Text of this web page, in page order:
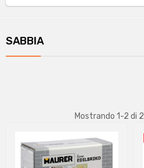
SABBIA
Mostrando 1-2 di